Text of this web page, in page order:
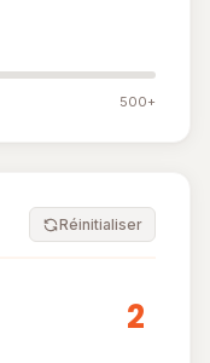
500+
Réinitialiser